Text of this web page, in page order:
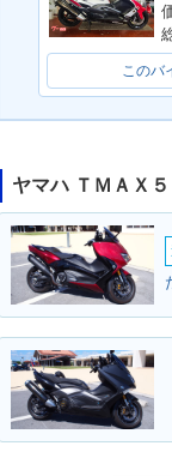
2014年 TMAX530 ABS
このバ
ヤマハ ＴＭＡＸ